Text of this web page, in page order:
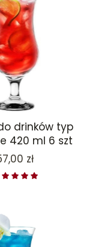
drinków typ
420 ml 6 szt
zł